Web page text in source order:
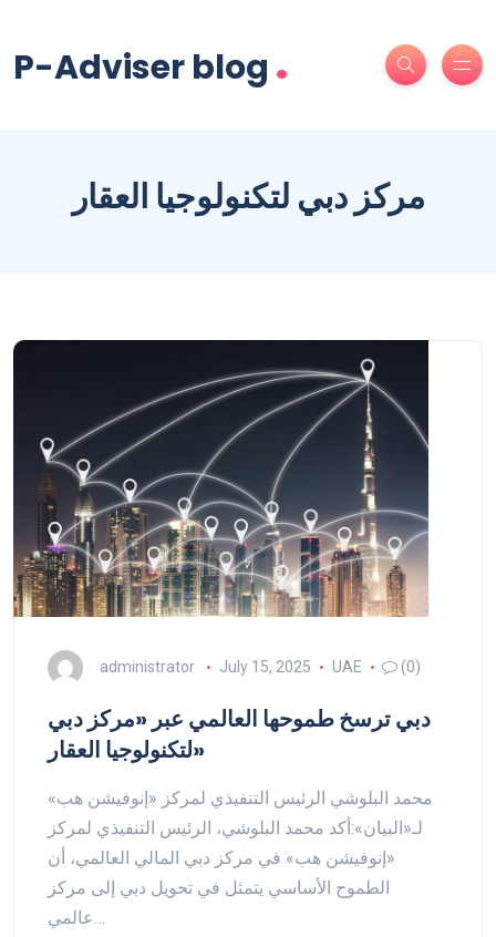
P-Adviser blog .
مركز دبي لتكنولوجيا العقار
administrator July 15, 2025 UAE (0)
دبي ترسخ طموحها العالمي عبر «مركز دبي
لتكنولوجيا العقار»
محمد البلوشي الرئيس التنفيذي لمركز «إنوفيشن هب»
لـ«البيان»:أكد محمد البلوشي، الرئيس التنفيذي لمركز
«إنوفيشن هب» في مركز دبي المالي العالمي، أن
الطموح الأساسي يتمثل في تحويل دبي إلى مركز
عالمي…